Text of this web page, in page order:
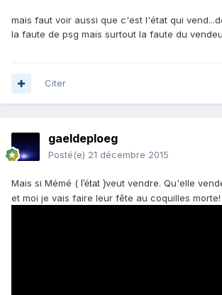
mais faut voir aussi que c'est l'état qui
la faute de psg mais surtout la faute du
Citer
gaeldeploeg
Posté(e) 21 décembre 2015
Mais si Mémé ( l'état )veut vendre. Qu'elle
et moi je vais faire leur fête au coquilles morte!